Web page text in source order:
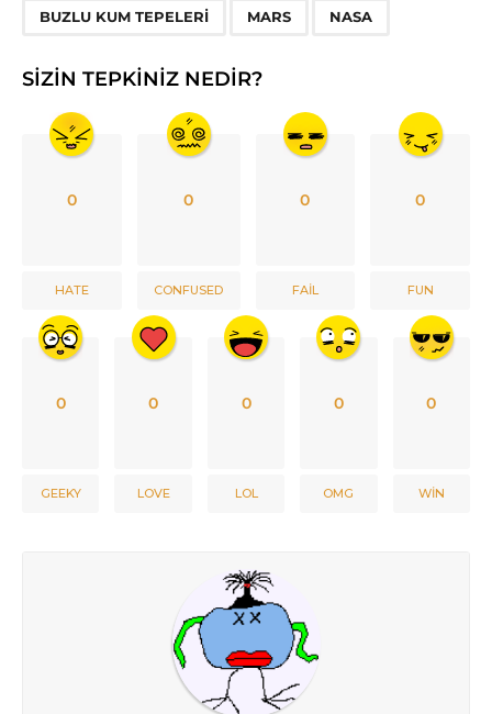
BUZLU KUM TEPELERI MARS NASA
SIZIN TEPKINIZ NEDIR?
0
HATE
0
CONFUSED
0
FAIL
0
FUN
0
GEEKY
0
LOVE
0
LOL
0
OMG
0
WIN